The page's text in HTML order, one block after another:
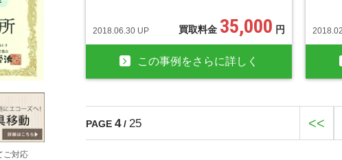
ご対応
2018.06.30 UP 買取料金 35,000 円
この事例をさらに詳しく
PAGE 4/ 25 <<